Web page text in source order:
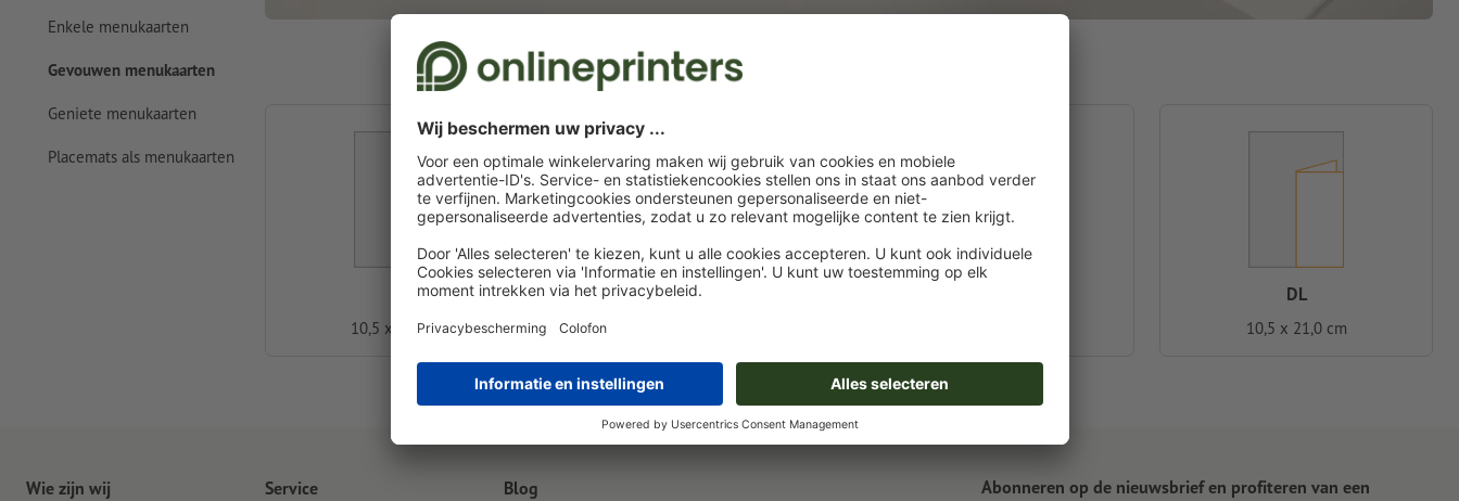
Enkele menukaarten
Gevouwen menukaarten
Geniete menukaarten
Placemats als menukaarten
10,5 x 14,8 cm
A5 DL
10,5 x 21,0 cm
Wie zijn wij Service Blog Abonneren op de nieuwsbrief en profiteren van een